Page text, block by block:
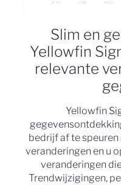
Slim en
Yellowfin
relevante
Yellowfin
bedrijf af te
veranderingen en u
veranderingen
Trendwijzigingen,